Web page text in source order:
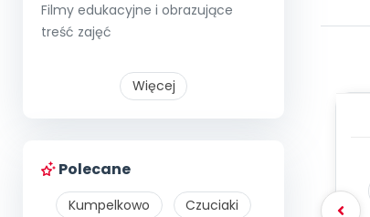
Filmy edukacyjne i obrazujące
treść zajęć
Więcej
Polecane
Kumpelkowo
Czuciaki